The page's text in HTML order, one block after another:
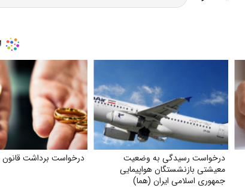
درخواست رسیدگی به وضعیت
معیشتی بازنشستگان هواپیمایی
جمهوری اسلامی ایران (هما)
درخواست برداشت قانون